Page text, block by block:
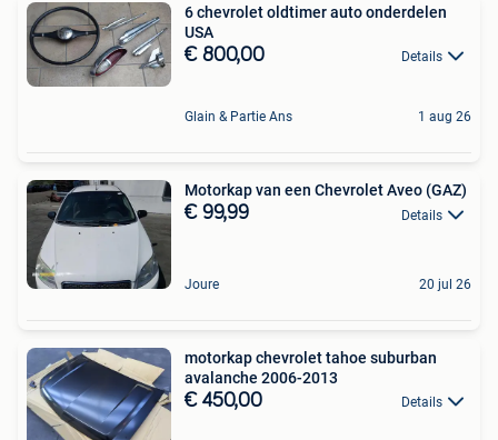
6 chevrolet oldtimer auto onderdelen
USA
€ 800,00 Details
Glain & Partie Ans 1 aug 26
Motorkap van een Chevrolet Aveo (GAZ)
€ 99,99 Details
Joure 20 jul 26
motorkap chevrolet tahoe suburban
avalanche 2006-2013
€ 450,00 Details